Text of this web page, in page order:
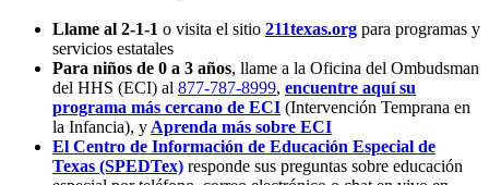
Llame al 2-1-1 o visita el sitio 211texas.org para programas y
servicios estatales
Para niños de 0 a 3 años, llame a la Oficina del Ombudsman
del HHS (ECI) al 877-787-8999, encuentre aquí su
programa más cercano de ECI (Intervención Temprana en
la Infancia), y Aprenda más sobre ECI
El Centro de Información de Educación Especial de
Texas (SPEDTex) responde sus preguntas sobre educación